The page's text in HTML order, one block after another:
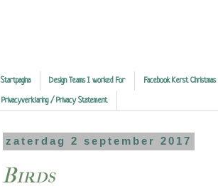
Startpagina Design Teams I worked For Facebook Kerst
Privacyverklaring / Privacy Statement
zaterdag 2 september 2017
Birds